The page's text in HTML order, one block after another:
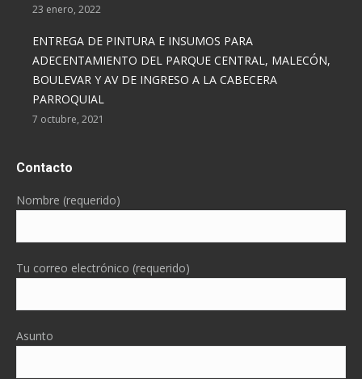
23 enero, 2022
ENTREGA DE PINTURA E INSUMOS PARA
ADECENTAMIENTO DEL PARQUE CENTRAL, MALECÓN,
BOULEVAR Y AV DE INGRESO A LA CABECERA
PARROQUIAL
7 octubre, 2021
Contacto
Nombre (requerido)
Tu correo electrónico (requerido)
Asunto